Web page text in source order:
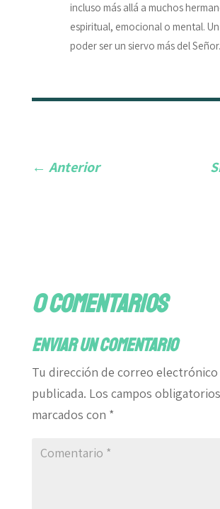
incluso más allá a muchos
espiritual, emocional o mental.
poder ser un siervo más del Señor.
← Anterior
0 comentarios
Enviar un comentario
Tu dirección de correo electrónico
publicada. Los campos
marcados con *